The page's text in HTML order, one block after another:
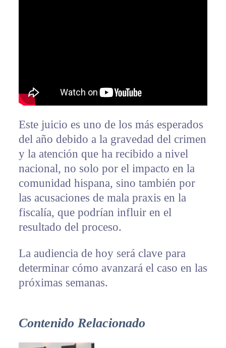
Este juicio es uno de los más esperados
del año debido a la gravedad del crimen
y la atención que ha recibido a nivel
nacional, no solo por el impacto en la
comunidad hispana, sino también por
las acusaciones de mala praxis en la
fiscalía, que podrían influir en el
resultado del proceso.
La audiencia de hoy será clave para
determinar cómo avanzará el caso en las
próximas semanas.
Contenido Relacionado